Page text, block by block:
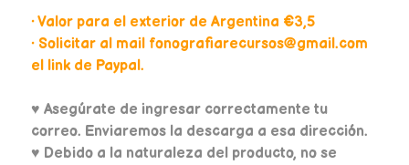
• Valor para el exterior de Argentina €3,5
• Solicitar al mail fonografiarecursos@gmail.com
el link de Paypal.
♥ Asegúrate de ingresar correctamente tu
correo. Enviaremos la descarga a esa dirección.
♥ Debido a la naturaleza del producto, no se